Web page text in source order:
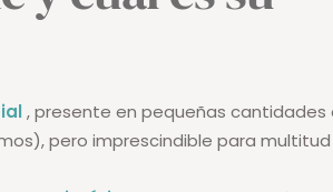
, presente en pequeñas cantidades
pero imprescindible para